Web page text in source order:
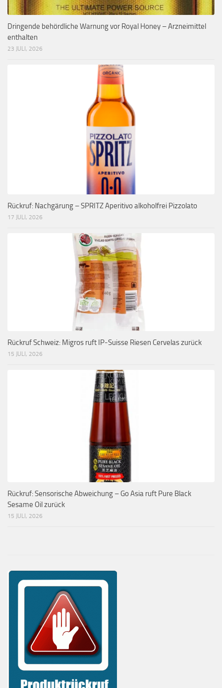
Dringende behördliche Warnung vor Royal Honey – Arzneimittel
enthalten
23 JULI, 2026
Rückruf: Nachgärung – SPRITZ Aperitivo alkoholfrei Pizzolato
17 JULI, 2026
Rückruf Schweiz: Migros ruft IP-Suisse Riesen Cervelas zurück
15 JULI, 2026
Rückruf: Sensorische Abweichung – Go Asia ruft Pure Black
Sesame Oil zurück
15 JULI, 2026